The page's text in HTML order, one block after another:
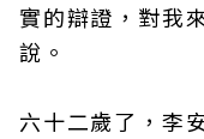
實的辯證，對我
說。
六十二歲了，李